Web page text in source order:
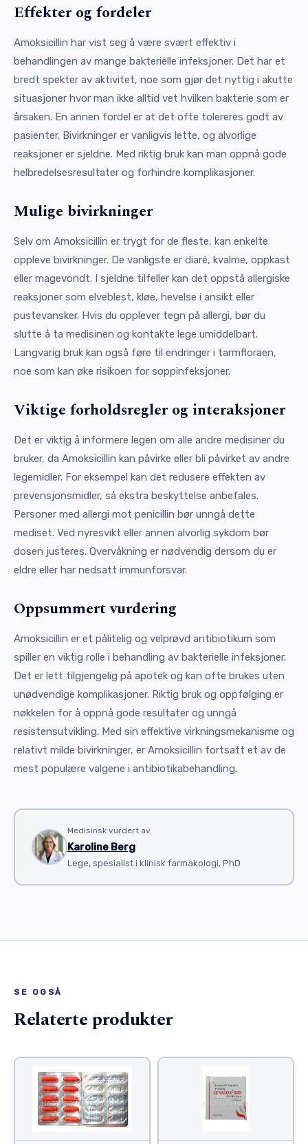
Effekter og fordeler
Amoksicillin har vist seg å være svært effektiv i
behandlingen av mange bakterielle infeksjoner. Det har et
bredt spekter av aktivitet, noe som gjør det nyttig i akutte
situasjoner hvor man ikke alltid vet hvilken bakterie som er
årsaken. En annen fordel er at det ofte tolereres godt av
pasienter. Bivirkninger er vanligvis lette, og alvorlige
reaksjoner er sjeldne. Med riktig bruk kan man oppnå gode
helbredelsesresultater og forhindre komplikasjoner.
Mulige bivirkninger
Selv om Amoksicillin er trygt for de fleste, kan enkelte
oppleve bivirkninger. De vanligste er diaré, kvalme, oppkast
eller magevondt. I sjeldne tilfeller kan det oppstå allergiske
reaksjoner som elveblest, kløe, hevelse i ansikt eller
pustevansker. Hvis du opplever tegn på allergi, bør du
slutte å ta medisinen og kontakte lege umiddelbart.
Langvarig bruk kan også føre til endringer i tarmfloraen,
noe som kan øke risikoen for soppinfeksjoner.
Viktige forholdsregler og interaksjoner
Det er viktig å informere legen om alle andre medisiner du
bruker, da Amoksicillin kan påvirke eller bli påvirket av andre
legemidler. For eksempel kan det redusere effekten av
prevensjonsmidler, så ekstra beskyttelse anbefales.
Personer med allergi mot penicillin bør unngå dette
mediset. Ved nyresvikt eller annen alvorlig sykdom bør
dosen justeres. Overvåkning er nødvendig dersom du er
eldre eller har nedsatt immunforsvar.
Oppsummert vurdering
Amoksicillin er et pålitelig og velprøvd antibiotikum som
spiller en viktig rolle i behandling av bakterielle infeksjoner.
Det er lett tilgjengelig på apotek og kan ofte brukes uten
unødvendige komplikasjoner. Riktig bruk og oppfølging er
nøkkelen for å oppnå gode resultater og unngå
resistensutvikling. Med sin effektive virkningsmekanisme og
relativt milde bivirkninger, er Amoksicillin fortsatt et av de
mest populære valgene i antibiotikabehandling.
Medisinsk vurdert av
Karoline Berg
Lege, spesialist i klinisk farmakologi, PhD
SE OGSÅ
Relaterte produkter